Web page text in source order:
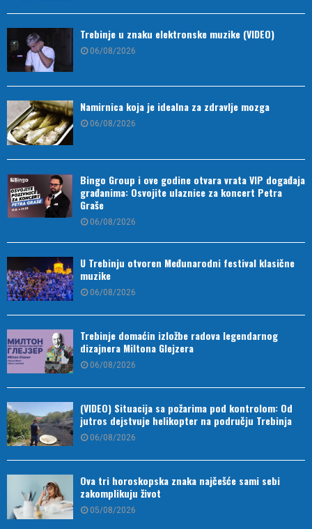
Trebinje u znaku elektronske muzike (VIDEO)
06/08/2026
Namirnica koja je idealna za zdravlje mozga
06/08/2026
Bingo Group i ove godine otvara vrata VIP događaja
građanima: Osvojite ulaznice za koncert Petra
Graše
06/08/2026
U Trebinju otvoren Međunarodni festival klasične
muzike
06/08/2026
Trebinje domaćin izložbe radova legendarnog
dizajnera Miltona Glejzera
06/08/2026
(VIDEO) Situacija sa požarima pod kontrolom: Od
jutros dejstvuje helikopter na području Trebinja
06/08/2026
Ova tri horoskopska znaka najčešće sami sebi
zakomplikuju život
05/08/2026